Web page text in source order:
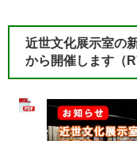
近世文化展示室の
から開催します​ （